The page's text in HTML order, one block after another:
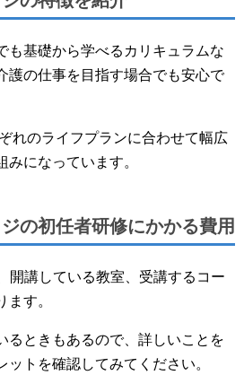
も基礎から学べるカリキュラムな
護の仕事を目指す場合でも安心で
れのライフプランに合わせて幅広
になっています。
の初任者研修にかかる費用
開講している教室、受講するコー
ます。
るときもあるので、詳しいことを
トを確認してみてください。